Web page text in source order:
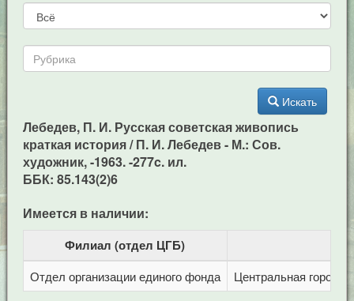
Искать
Лебедев, П. И. Русская советская живопись
краткая история / П. И. Лебедев - М.: Сов.
художник, -1963. -277c. ил.
ББК: 85.143(2)6
Имеется в наличии:
Филиал (отдел ЦГБ)
Отдел организации единого фонда Центральная